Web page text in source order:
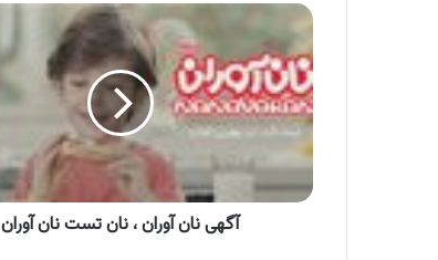
آگهی
نان
آوران
،
نان
تست
نان
آگهی نان آوران ، نان تست نان آوران